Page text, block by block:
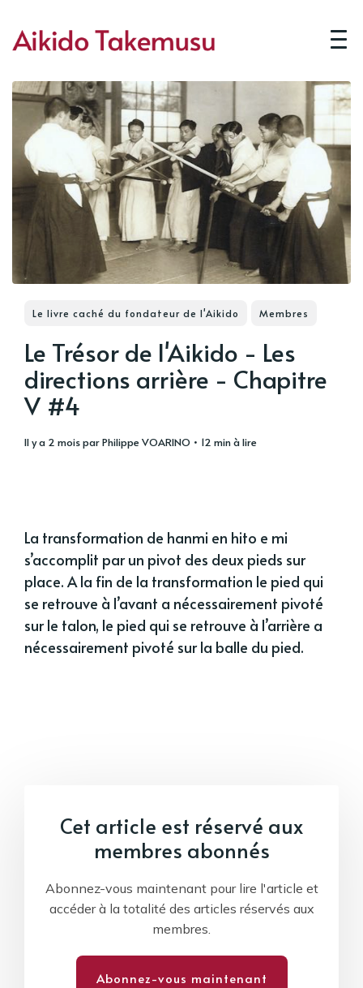
Le livre caché du fondateur de l'Aikido Membres
Le Trésor de l'Aikido - Les
directions arrière - Chapitre
V #4
il y a 2 moisparPhilippe VOARINO • 12 min à lire
La transformation de hanmi en hito e mi
s’accomplit par un pivot des deux pieds sur
place. A la fin de la transformation le pied qui
se retrouve à l’avant a nécessairement pivoté
sur le talon, le pied qui se retrouve à l’arrière a
nécessairement pivoté sur la balle du pied.
Cet article est réservé aux
membres abonnés
Abonnez-vous maintenant pour lire l'article et
accéder à la totalité des articles réservés aux
membres.
Abonnez-vous maintenant